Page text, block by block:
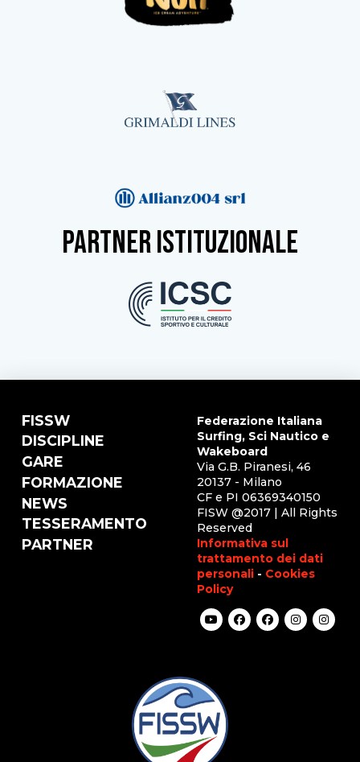
partner istituzionale
FISSW
DISCIPLINE
GARE
FORMAZIONE
NEWS
TESSERAMENTO
PARTNER
Federazione Italiana
Surfing, Sci Nautico e
Wakeboard
Via G.B. Piranesi, 46
20137 - Milano
CF e PI 06369340150
FISW @2017 | All Rights
Reserved
Informativa sul
trattamento dei dati
personali - Cookies
Policy